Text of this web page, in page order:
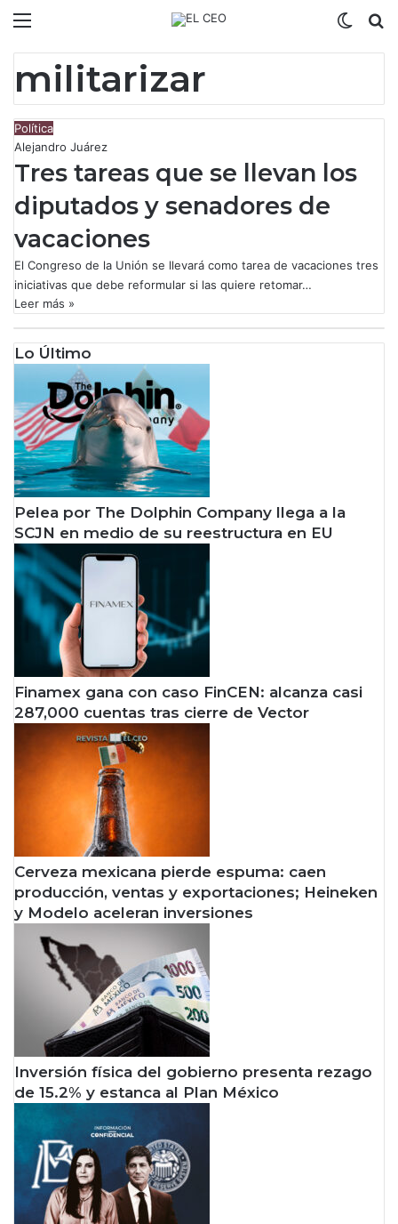
militarizar
Política
Alejandro Juárez
Tres tareas que se llevan los
diputados y senadores de
vacaciones
El Congreso de la Unión se llevará como tarea de vacaciones tres
iniciativas que debe reformular si las quiere retomar…
Leer más »
Lo Último
Pelea por The Dolphin Company llega a la
SCJN en medio de su reestructura en EU
Finamex gana con caso FinCEN: alcanza casi
287,000 cuentas tras cierre de Vector
Cerveza mexicana pierde espuma: caen
producción, ventas y exportaciones; Heineken
y Modelo aceleran inversiones
Inversión física del gobierno presenta rezago
de 15.2% y estanca al Plan México